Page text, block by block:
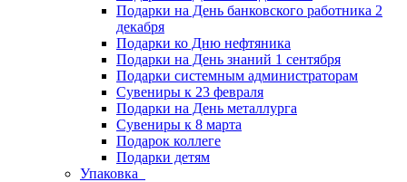
Подарки на День банковского работника 2
декабря
Подарки ко Дню нефтяника
Подарки на День знаний 1 сентября
Подарки системным администраторам
Сувениры к 23 февраля
Подарки на День металлурга
Сувениры к 8 марта
Подарок коллеге
Подарки детям
Упаковка